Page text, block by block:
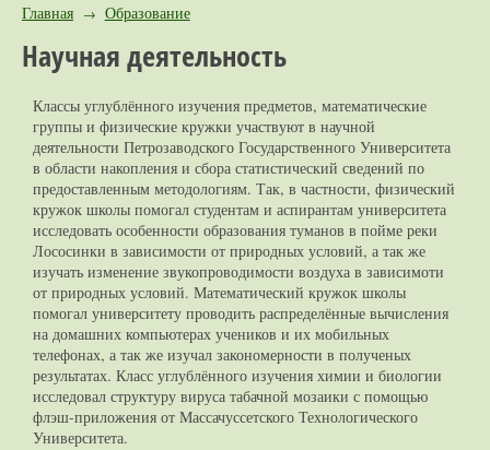
Главная → Образование
Научная деятельность
Классы углублённого изучения предметов, математические
группы и физические кружки участвуют в научной
деятельности Петрозаводского Государственного Университета
в области накопления и сбора статистический сведений по
предоставленным методологиям. Так, в частности, физический
кружок школы помогал студентам и аспирантам университета
исследовать особенности образования туманов в пойме реки
Лососинки в зависимости от природных условий, а так же
изучать изменение звукопроводимости воздуха в зависимоти
от природных условий. Математический кружок школы
помогал университету проводить распределённые вычисления
на домашних компьютерах учеников и их мобильных
телефонах, а так же изучал закономерности в полученых
результатах. Класс углублённого изучения химии и биологии
исследовал структуру вируса табачной мозаики с помощью
флэш-приложения от Массачуссетского Технологического
Университета.